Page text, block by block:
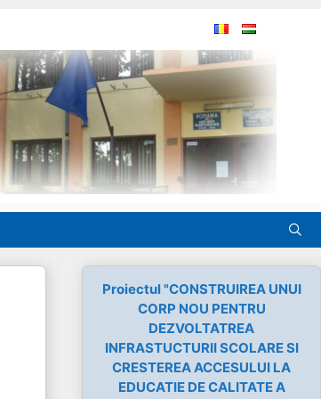
Proiectul "CONSTRUIREA UNUI
CORP NOU PENTRU
DEZVOLTATREA
INFRASTUCTURII SCOLARE SI
CRESTEREA ACCESULUI LA
EDUCATIE DE CALITATE A